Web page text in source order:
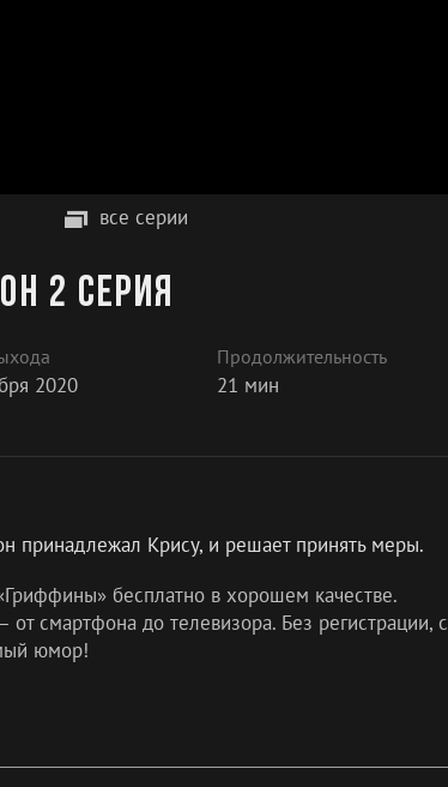
все серии
2 серия
2020
Продолжительность
21 мин
принадлежал Крису, и решает принять меры.
бесплатно в хорошем качестве.
смартфона до телевизора. Без регистрации, с
юмор!